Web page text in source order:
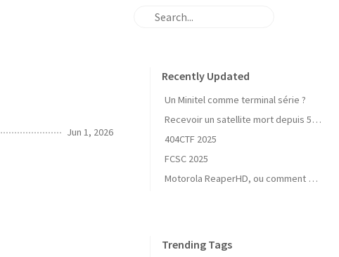
Jun 1, 2026
Recently Updated
Un Minitel comme terminal série ?
Recevoir un satellite mort depuis 50 ans, c'est possible ?
404CTF 2025
FCSC 2025
Motorola ReaperHD, ou comment espionner les routes américaines
Trending Tags